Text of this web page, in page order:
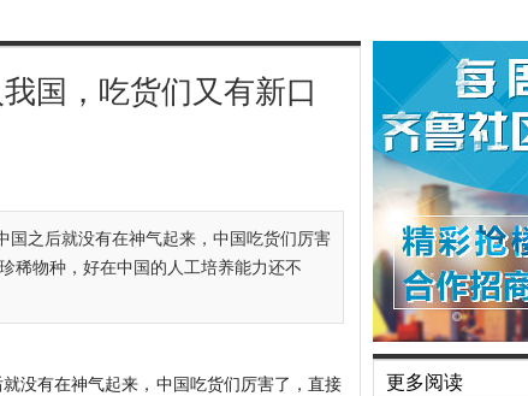
国，吃货们又有新口
国之后就没有在神气起来，中国吃货们厉害
稀物种，好在中国的人工培养能力还不
没有在神气起来，中国吃货们厉害了，直接
更多阅读